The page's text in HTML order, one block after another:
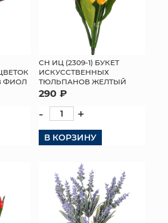
ФИОЛ
СН ИЦ (2309-1) БУКЕТ
ИСКУССТВЕННЫХ
ТЮЛЬПАНОВ ЖЕЛТЫЙ
290 ₽
- +
В КОРЗИНУ